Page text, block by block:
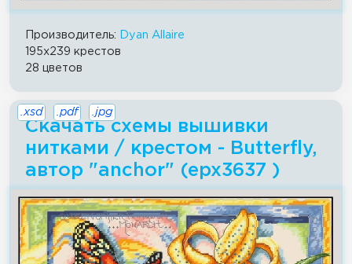
Производитель:
Dyan Allaire
195x239 крестов
28 цветов
Скачать схемы вышивки
нитками / крестом - Butterfly,
автор "anchor" (epx3637 )
.xsd .pdf .jpg